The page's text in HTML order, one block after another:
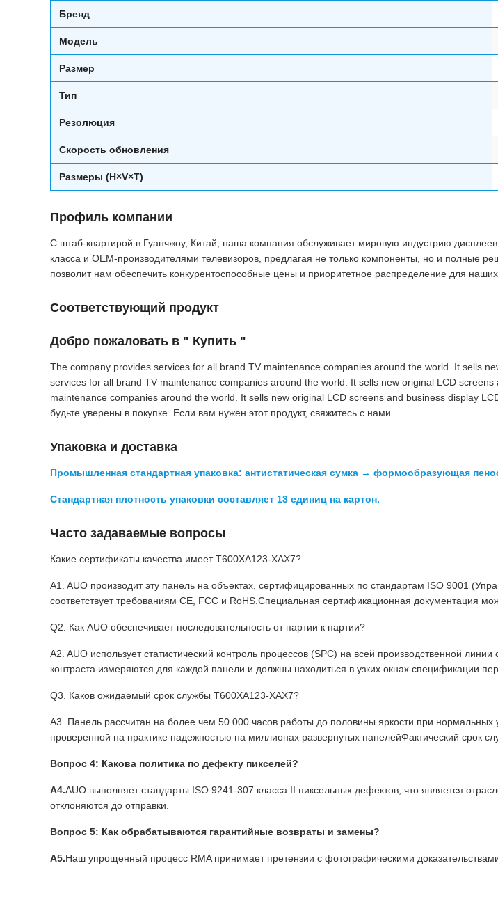
Бренд
Модель
Размер
Тип
Резолюция
Скорость обновления
Размеры (H×V×T)
Профиль компании
С штаб-квартирой в Гуанчжоу, Китай, наша компания обслуживает мировую индустрию
класса и OEM-производителями телевизоров, предлагая не только компоненты, но и полные
позволит нам обеспечить конкурентоспособные цены и приоритетное распределение для
Соответствующий продукт
Добро пожаловать в " Купить "
The company provides services for all brand TV maintenance companies around the world. It sells
services for all brand TV maintenance companies around the world. It sells new original LCD
maintenance companies around the world. It sells new original LCD screens and business display
будьте уверены в покупке. Если вам нужен этот продукт, свяжитесь с нами.
Упаковка и доставка
Промышленная стандартная упаковка: антистатическая сумка → формообразующая
Стандартная плотность упаковки составляет 13 единиц на картон.
Часто задаваемые вопросы
Какие сертификаты качества имеет T600XA123-XAX7?
A1. AUO производит эту панель на объектах, сертифицированных по стандартам ISO 9001
соответствует требованиям CE, FCC и RoHS.Специальная сертификационная документация
Q2. Как AUO обеспечивает последовательность от партии к партии?
A2. AUO использует статистический контроль процессов (SPC) на всей производственной
контраста измеряются для каждой панели и должны находиться в узких окнах спецификации
Q3. Каков ожидаемый срок службы T600XA123-XAX7?
A3. Панель рассчитан на более чем 50 000 часов работы до половины яркости при нормальных
проверенной на практике надежностью на миллионах развернутых панелейФактический срок
Вопрос 4: Какова политика по дефекту пикселей?
А4.AUO выполняет стандарты ISO 9241-307 класса II пиксельных дефектов, что является
отклоняются до отправки.
Вопрос 5: Как обрабатываются гарантийные возвраты и замены?
А5.Наш упрощенный процесс RMA принимает претензии с фотографическими